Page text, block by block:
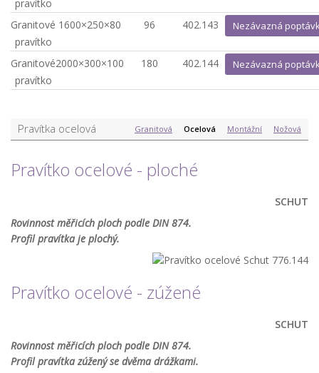
pravítko
Granitové
pravítko
1600×250×80 96 402.143 Nezávazná
Granitové
pravítko
2000×300×100 180 402.144 Nezávazná
Pravítka ocelová Granitová Ocelová Montážní Nožová
Pravítko ocelové - ploché
SCHUT
Rovinnost měřicích ploch podle DIN 874.
Profil pravítka je plochý.
Pravítko ocelové - zúžené
SCHUT
Rovinnost měřicích ploch podle DIN 874.
Profil pravítka zúžený se dvěma drážkami.